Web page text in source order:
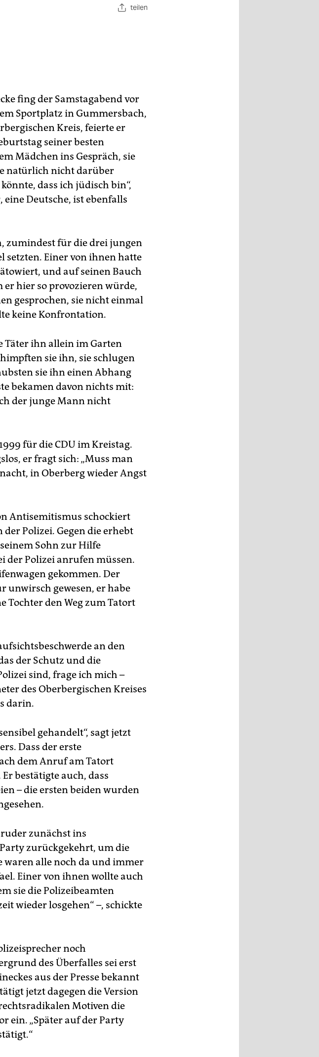
teilen
fing der Samstagabend vor
Sportplatz in Gummersbach,
Kreis, feierte er
seiner besten
Mädchen ins Gespräch, sie
natürlich nicht darüber
dass ich jüdisch bin“,
eine Deutsche, ist ebenfalls
zumindest für die drei jungen
setzten. Einer von ihnen hatte
und auf seinen Bauch
er hier so provozieren würde,
gesprochen, sie nicht einmal
keine Konfrontation.
Täter ihn allein im Garten
sie ihn, sie schlugen
sie ihn einen Abhang
bekamen davon nichts mit:
der junge Mann nicht
für die CDU im Kreistag.
er fragt sich: „Muss man
in Oberberg wieder Angst
Antisemitismus schockiert
der Polizei. Gegen die erhebt
Sohn zur Hilfe
der Polizei anrufen müssen.
gekommen. Der
unwirsch gewesen, er habe
Tochter den Weg zum Tatort
an den
der Schutz und die
sind, frage ich mich –
des Oberbergischen Kreises
darin.
gehandelt“, sagt jetzt
Dass der erste
dem Anruf am Tatort
bestätigte auch, dass
– die ersten beiden wurden
zunächst ins
zurückgekehrt, um die
waren alle noch da und immer
Einer von ihnen wollte auch
sie die Polizeibeamten
wieder losgehen“ –, schickte
noch
des Überfalles sei erst
aus der Presse bekannt
jetzt dagegen die Version
Motiven die
ein. „Später auf der Party